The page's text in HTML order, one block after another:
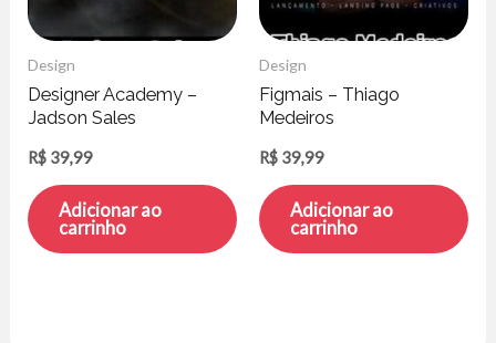
Design
Designer Academy –
Jadson Sales
R$ 39,99
Adicionar ao
carrinho
Design
Figmais – Thiago
Medeiros
R$ 39,99
Adicionar ao
carrinho